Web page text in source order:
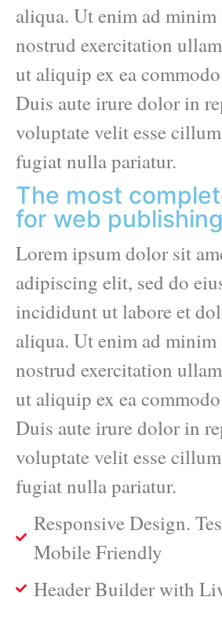
aliqua. Ut enim ad minim
nostrud exercitation
ut aliquip ex ea
Duis aute irure dolor in
voluptate velit esse
fugiat nulla pariatur.
The most
for web publishing
Lorem ipsum dolor sit
adipiscing elit, sed do
incididunt ut labore et
aliqua. Ut enim ad minim
nostrud exercitation
ut aliquip ex ea
Duis aute irure dolor in
voluptate velit esse
fugiat nulla pariatur.
Responsive Design.
Mobile Friendly
Header Builder with